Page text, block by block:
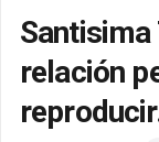
Santisima
relación